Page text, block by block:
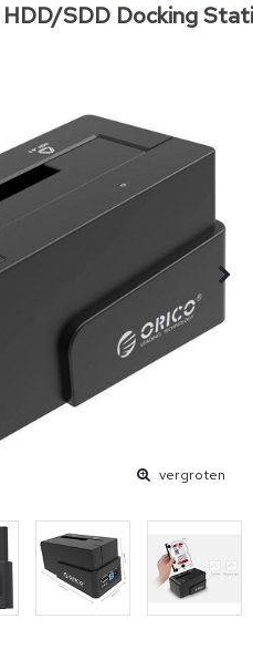
SDD Docking
vergroten